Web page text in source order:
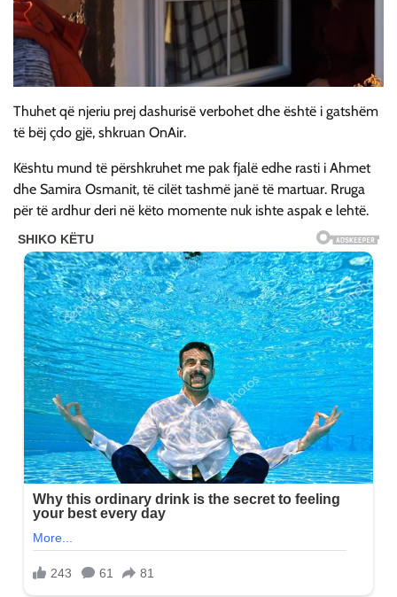
Thuhet që njeriu prej dashurisë verbohet dhe është i gatshëm
të bëj çdo gjë, shkruan OnAir.
Kështu mund të përshkruhet me pak fjalë edhe rasti i Ahmet
dhe Samira Osmanit, të cilët tashmë janë të martuar. Rruga
për të ardhur deri në këto momente nuk ishte aspak e lehtë.